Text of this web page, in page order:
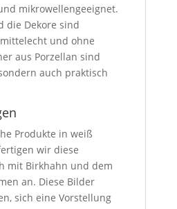
mikrowellengeeignet.
die Dekore sind
und ohne
aus Porzellan sind
auch praktisch
Produkte in weiß
wir diese
mit Birkhahn und dem
an. Diese Bilder
sich eine Vorstellung